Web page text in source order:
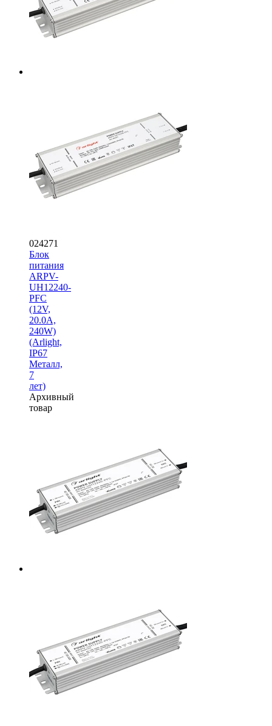
024271
Блок
питания
ARPV-
UH12240-
PFC
(12V,
20.0A,
240W)
(Arlight,
IP67
Металл,
7
лет)
Архивный
товар